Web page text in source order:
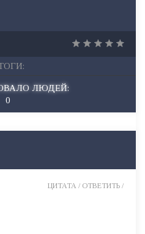
ЛЮДЕЙ:
0
ЦИТАТА / ОТВЕТИТЬ /